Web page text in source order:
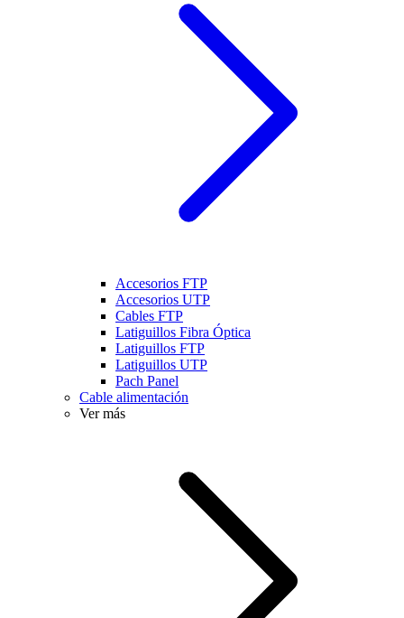
Accesorios FTP
Accesorios UTP
Cables FTP
Latiguillos Fibra Óptica
Latiguillos FTP
Latiguillos UTP
Pach Panel
Cable alimentación
Ver más